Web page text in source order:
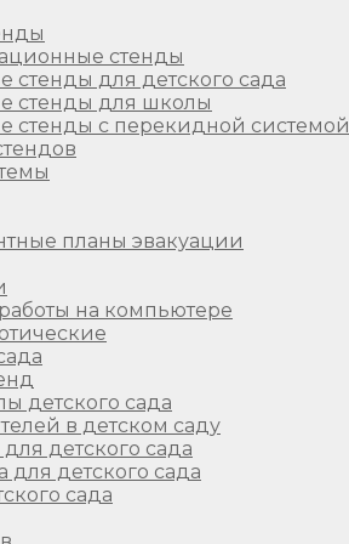
стенды
для детского сада
стенды для школы
с перекидной системой
планы эвакуации
на компьютере
детского сада
в детском саду
детского сада
для детского сада
сада